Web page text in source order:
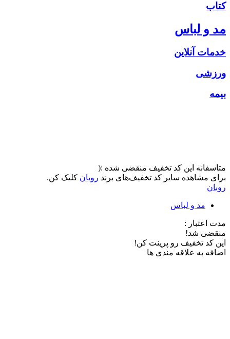
کتاب
مد و لباس
خدمات آنلاین
ورزشی
بیمه
متاسفانه این کد تخفیف منقضی شده :(
برای مشاهده سایر کد تخفیف‌های برند روبان کلیک کن.
روبان
مد و لباس
مدت اعتبار :
منقضی شد!
این کد تخفیف رو پرینت کن!
اضافه به علاقه مندی ها